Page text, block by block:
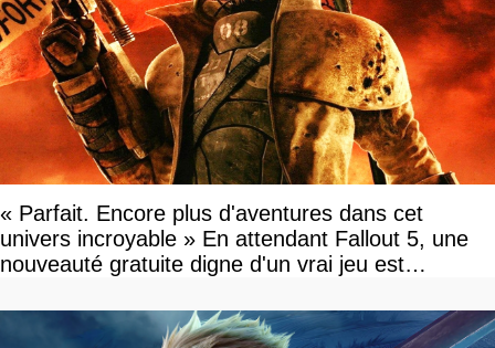
« Parfait. Encore plus d'aventures dans cet
univers incroyable » En attendant Fallout 5, une
nouveauté gratuite digne d'un vrai jeu est